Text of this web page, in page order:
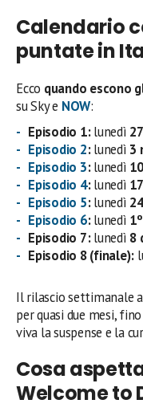
Calendario
puntate in
Ecco quando escono
su Sky e NOW:
Episodio 1:lunedì
Episodio 2:lunedì 3
Episodio 3:lunedì
Episodio 4:lunedì
Episodio 5:lunedì
Episodio 6:lunedì
Episodio 7:lunedì 8
Episodio 8 (finale):
Il rilascio settimanale
per quasi due mesi,
viva la suspense e la
Cosa
Welcome to